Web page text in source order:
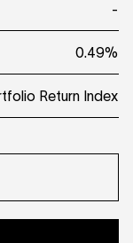
-
0.49%
Return Index